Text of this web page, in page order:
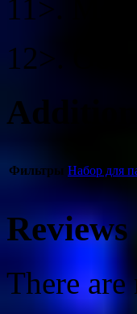
11>.
12>.
Фильтры Набор для
Reviews
There